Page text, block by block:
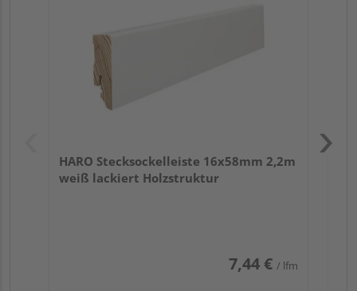
HARO Stecksockelleiste 16x58mm 2,2m
weiß lackiert Holzstruktur
7,44 € / lfm